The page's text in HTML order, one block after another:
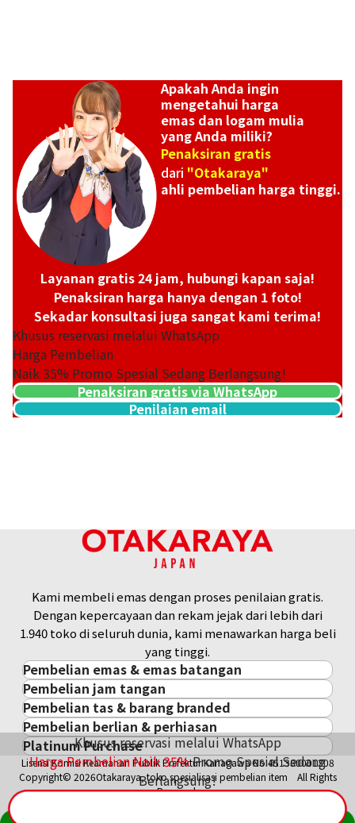
Apakah Anda ingin
mengetahui harga
emas dan logam mulia
yang Anda miliki?
Penaksiran gratis
dari "Otakaraya"
ahli pembelian harga tinggi.
Layanan gratis 24 jam, hubungi kapan saja!
Penaksiran harga hanya dengan 1 foto!
Sekadar konsultasi juga sangat kami terima!
Khusus reservasi melalui WhatsApp
Harga Pembelian
Naik35% Promo Spesial Sedang Berlangsung!
Penaksiran gratis via WhatsApp
Penilaian email
Khusus reservasi melalui WhatsApp
Harga Pembelian Naik35%Promo Spesial Sedang
Berlangsung!
Kami membeli emas dengan proses penilaian gratis.
Dengan kepercayaan dan rekam jejak dari lebih dari
1.940 toko di seluruh dunia, kami menawarkan harga beli
yang tinggi.
Pembelian emas & emas batangan
Pembelian emas & emas batangan
Emas Batangan / Gold Bar
Koin Emas
Harga Pasar Emas / Kurs Emas
Aksesoris Emas
Cincin Emas
Pembelian jam tangan
Pembelian jam tangan
ROLEX
PATEK PHILIPPE
AUDEMARS PIGUET
VACHERON CONSTANTIN
Pembelian tas & barang branded
Pembelian tas & barang branded
Cartier
LOUIS VUITTON
Hermès
Pembelian berlian & perhiasan
Pembelian berlian & perhiasan
Berlian
Zamrud
Platinum Purchase
Platinum
Lisensi Komisi Keamanan Publik Prefektur Kanagawa No.451380001308
Copyright© 2026Otakaraya, toko spesialisasi pembelian item All Rights
Reserved.